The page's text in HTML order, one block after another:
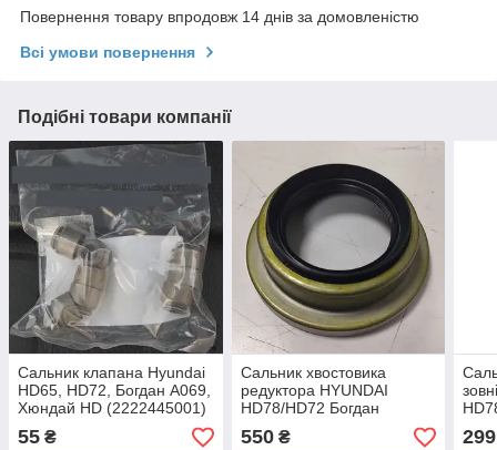
Повернення товару впродовж 14 днів за домовленістю
Всі умови повернення
Подібні товари компанії
Сальник клапана Hyundai
HD65, HD72, Богдан А069,
Хюндай HD (2222445001)
55 ₴
Сальник хвостовика
редуктора HYUNDAI
HD78/HD72 Богдан
А201(533525H000) 3.9L
550₴ 299